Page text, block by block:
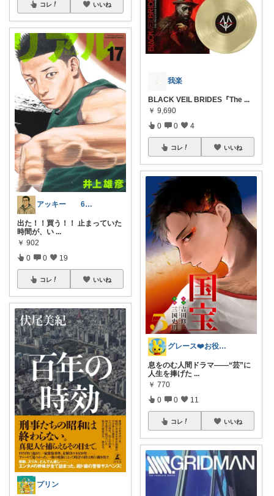
コレ いいね
アッキー 6才娘👧子育て中💪
出た！！買う！！ 止まっていた
時間が、い ...
￥ 902
0 0 19
コレ いいね
プリン
我楽
BLACK VEIL BRIDES『The ...
￥ 9,690
0 0 4
コレ いいね
グレース❤️お役立ち情報⭐️発信中💙
息をのむ人間ドラマ――“芸”に
人生を捧げた ...
￥ 770
0 0 11
コレ いいね